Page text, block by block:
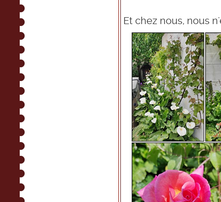
Et chez nous, nous